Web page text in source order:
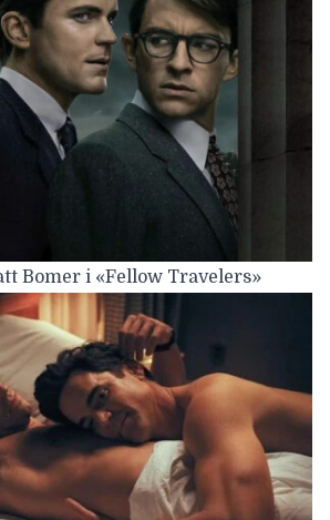
Bomer i «Fellow Travelers»